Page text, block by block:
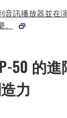
音訊播放器並在
50 的
力